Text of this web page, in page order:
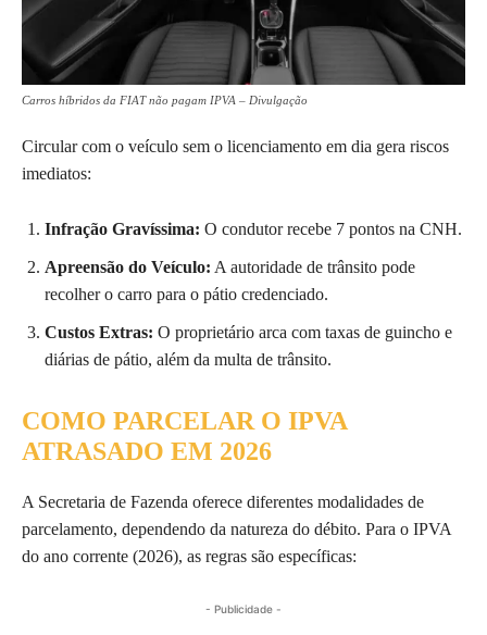
Carros híbridos da FIAT não pagam IPVA – Divulgação
Circular com o veículo sem o licenciamento em dia gera riscos
imediatos:
Infração Gravíssima: O condutor recebe 7 pontos na CNH.
Apreensão do Veículo: A autoridade de trânsito pode
recolher o carro para o pátio credenciado.
Custos Extras: O proprietário arca com taxas de guincho e
diárias de pátio, além da multa de trânsito.
COMO PARCELAR O IPVA
ATRASADO EM 2026
A Secretaria de Fazenda oferece diferentes modalidades de
parcelamento, dependendo da natureza do débito. Para o IPVA
do ano corrente (2026), as regras são específicas:
- Publicidade -